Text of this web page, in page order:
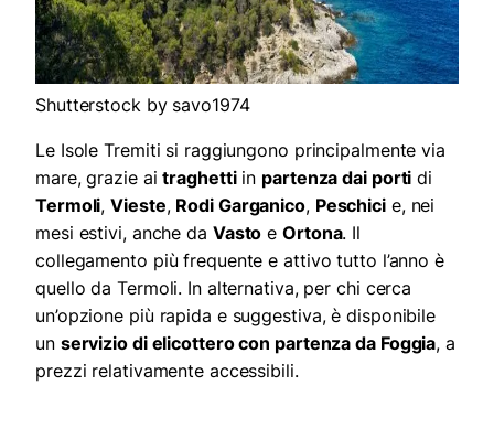
Shutterstock by savo1974
Le Isole Tremiti si raggiungono principalmente via
mare, grazie aitraghettiin partenza dai porti di
Termoli,Vieste, Rodi Garganico, Peschicie, nei
mesi estivi, anche da Vasto eOrtona. Il
collegamento più frequente e attivo tutto l’anno è
quello da Termoli. In alternativa, per chi cerca
un’opzione più rapida e suggestiva, è disponibile
un servizio di elicottero con partenza da Foggia, a
prezzi relativamente accessibili.